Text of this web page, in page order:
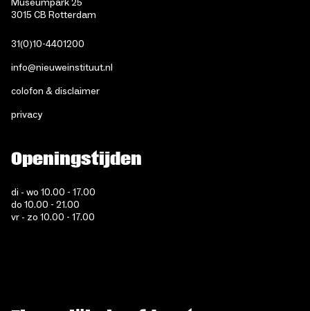
Museumpark 25
3015 CB Rotterdam
31(0)10-4401200
info@nieuweinstituut.nl
colofon & disclaimer
privacy
Openingstijden
di - wo 10.00 - 17.00
do 10.00 - 21.00
vr - zo 10.00 - 17.00